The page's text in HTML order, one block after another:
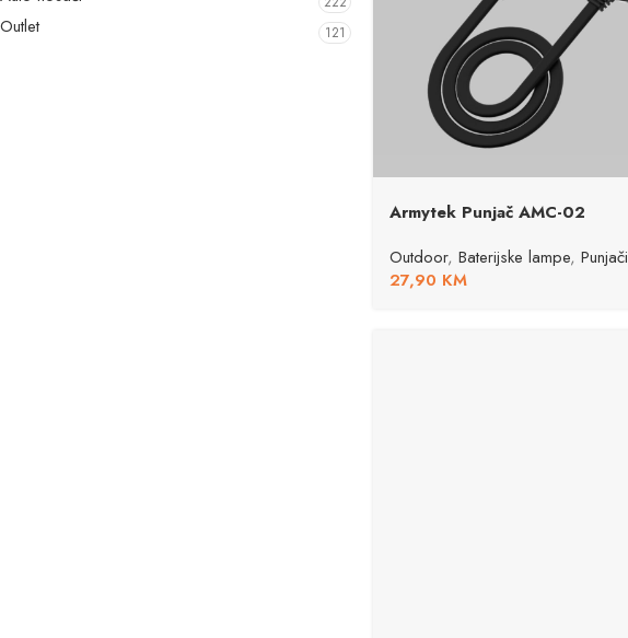
Outlet 121
Armytek Punjač AMC-02
Outdoor, Baterijske lampe, Punjači
27,90 KM